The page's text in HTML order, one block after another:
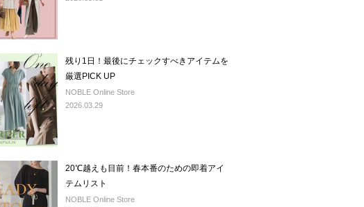
残り1日！最後にチェックすべきアイテムを
厳選PICK UP
NOBLE Online Store
2026.03.29
20℃越えも目前！春本番のための即着アイ
テムリスト
NOBLE Online Store